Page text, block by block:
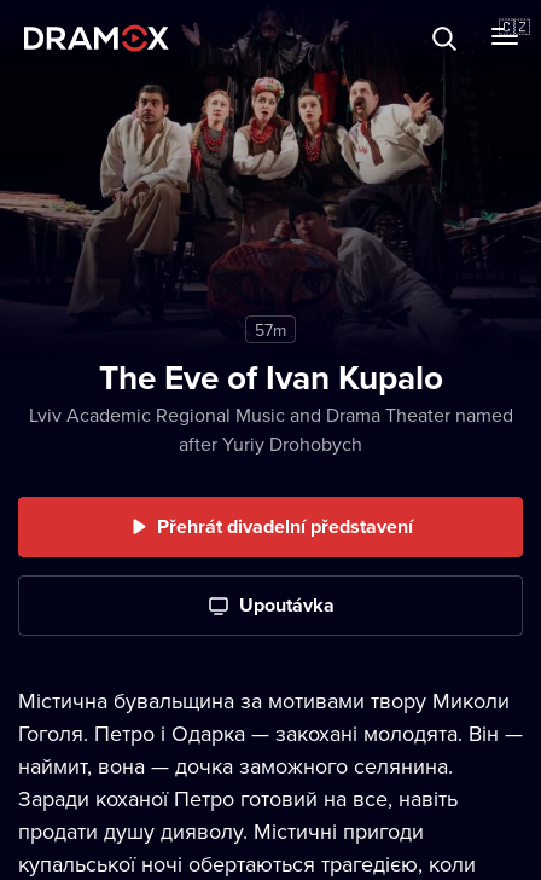
🇨🇿
Dárkové poukazy
Registrujte se
57m
The Eve of Ivan Kupalo
Lviv Academic Regional Music and Drama Theater named
after Yuriy Drohobych
Přehrát divadelní představení
Upoutávka
Містична бувальщина за мотивами твору Миколи
Гоголя. Петро і Одарка — закохані молодята. Він —
наймит, вона — дочка заможного селянина.
Заради коханої Петро готовий на все, навіть
продати душу дияволу. Містичні пригоди
купальської ночі обертаються трагедією, коли